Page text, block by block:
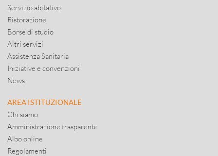
Servizio abitativo
Ristorazione
Borse di studio
Altri servizi
Assistenza Sanitaria
Iniziative e convenzioni
News
AREA ISTITUZIONALE
Chi siamo
Amministrazione trasparente
Albo online
Regolamenti